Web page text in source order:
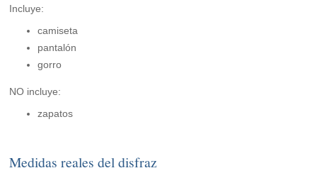
Incluye:
camiseta
pantalón
gorro
NO incluye:
zapatos
Medidas reales del disfraz